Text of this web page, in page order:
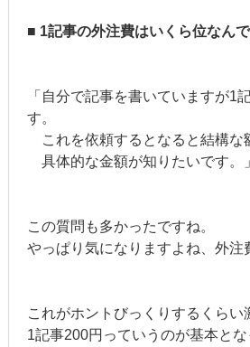
■ 1記事の外注費はいくら位なん
「自分で記事を書いていますが1
す。
これを依頼するとなると結構な
具体的な金額が知りたいです。」
この質問も多かったですね。
やっぱり気になりますよね、外注
これがホントびっくりするくらい
1記事200円っていうのが基本とな